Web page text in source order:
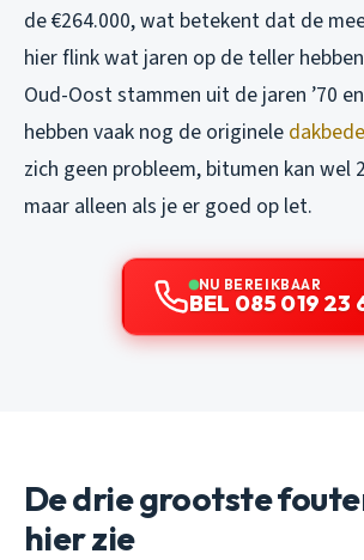
de €264.000, wat betekent dat de
hier flink wat jaren op de teller
Oud-Oost stammen uit de jaren ’70
hebben vaak nog de originele
zich geen probleem, bitumen kan wel
maar alleen als je er goed op let.
NU BEREIKBAAR
BEL 085 019 23
De drie grootste
hier zie